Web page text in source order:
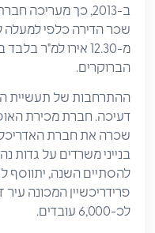
ב-2013, כך מעריכה
מ-12.30 אירו למ"ר
הברוקרים.
ההתרחבות של תעשיית
דעיכה. חברת מכירת
שכרה את חברת
בנייני משרדים על
להסתיים השנה, יתווסף
פרידריכשיין המכונה
לכ-6,000 עובדים.